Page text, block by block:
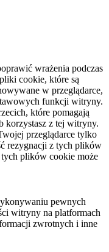
wrażenia podczas
cookie, które są
w przeglądarce,
funkcji witryny.
które pomagają
korzystasz z tej witryny.
przeglądarce tylko
rezygnacji z tych plików
plików cookie może
pewnych
witryny na platformach
zwrotnych i inne